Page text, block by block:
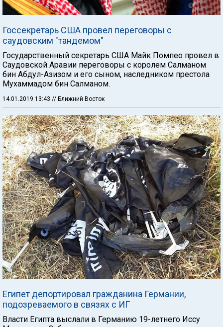
Госсекретарь США провел переговоры с
саудовским "тандемом"
Государственный секретарь США Майк Помпео провел в
Саудовской Аравии переговоры с королем Салманом
бин Абдул-Азизом и его сыном, наследником престола
Мухаммадом бин Салманом.
14.01.2019 13:43 // Ближний Восток
Египет депортировал гражданина Германии,
подозреваемого в связях с ИГ
Власти Египта выслали в Германию 19-летнего Иссу